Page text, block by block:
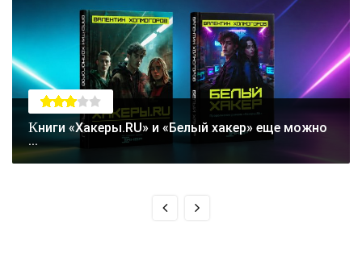
Книги «Хакеры.RU» и «Белый хакер» еще можно
...